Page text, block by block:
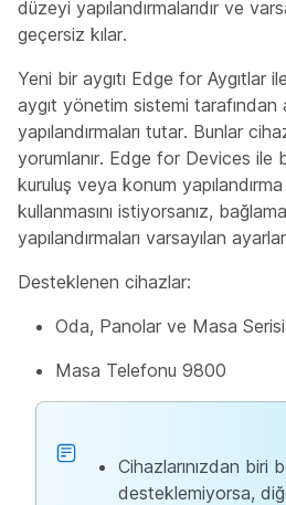
düzeyi yapılandırmalarıdır ve
geçersiz kılar.
Yeni bir aygıtı Edge for Aygıtlar
aygıt yönetim sistemi tarafından
yapılandırmaları tutar. Bunlar
yorumlanır. Edge for Devices ile
kuruluş veya konum yapılandırma
kullanmasını istiyorsanız,
yapılandırmaları varsayılan
Desteklenen cihazlar:
Oda, Panolar ve Masa Serisi
Masa Telefonu 9800
Cihazlarınızdan biri
desteklemiyorsa,